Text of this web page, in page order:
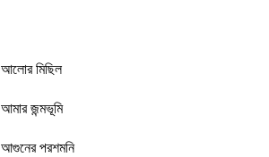
আলোর মিছিল
আমার জন্মভূমি
আগুনের পরশমনি